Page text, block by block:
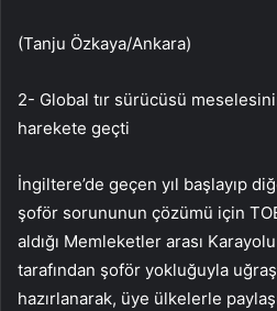
(Tanju Özkaya/Ankara)
2- Global tır sürücüsü
harekete geçti
İngiltere’de geçen yıl başlayıp
şoför sorununun çözümü için
aldığı Memleketler arası
tarafından şoför yokluğuyla
hazırlanarak, üye ülkelerle